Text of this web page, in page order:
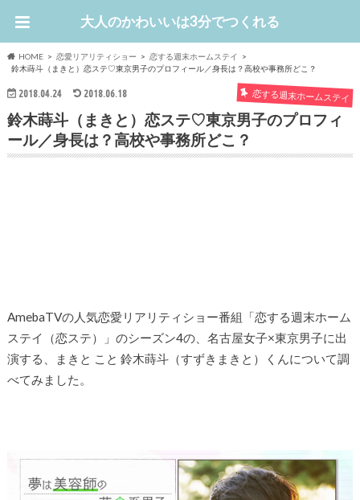
大人のかわいいは3分でつくれる
HOME 恋愛リアリティショー
恋する週末ホームステイ
鈴木蒔斗（まきと）恋ステ♡東京男子のプロフィール／身長は？高校や事務所どこ？
2018.04.24 2018.06.18 恋する週末ホームステイ
鈴木蒔斗（まきと）恋ステ♡東京男子のプロフィ
ール／身長は？高校や事務所どこ？
AmebaTVの人気恋愛リアリティショー番組「恋する週末ホーム
ステイ（恋ステ）」のシーズン4の、名古屋女子×東京男子に出
演する、まきと こと 鈴木蒔斗（すずきまきと）くんについて調
べてみました。